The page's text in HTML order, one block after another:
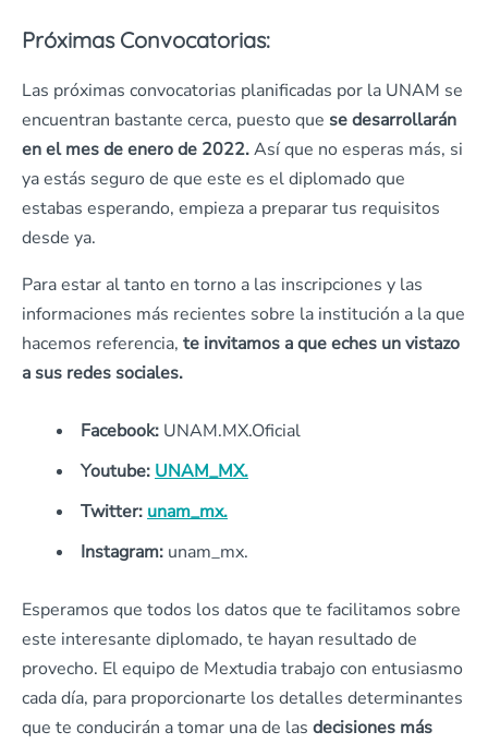
Próximas Convocatorias:
Las próximas convocatorias planificadas por la UNAM se
encuentran bastante cerca, puesto que se desarrollarán
en el mes de enero de 2022.Así que no esperas más, si
ya estás seguro de que este es el diplomado que
estabas esperando, empieza a preparar tus requisitos
desde ya.
Para estar al tanto en torno a las inscripciones y las
informaciones más recientes sobre la institución a la que
hacemos referencia, te invitamos a que eches un vistazo
a sus redes sociales.
Facebook: UNAM.MX.Oficial
Youtube: UNAM_MX.
Twitter: unam_mx.
Instagram: unam_mx.
Esperamos que todos los datos que te facilitamos sobre
este interesante diplomado, te hayan resultado de
provecho. El equipo de Mextudia trabajo con entusiasmo
cada día, para proporcionarte los detalles determinantes
que te conducirán a tomar una de las decisiones más